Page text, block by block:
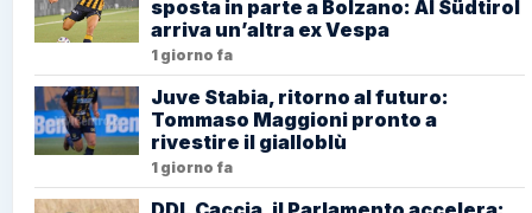
sposta in parte a Bolzano: Al Südtirol
arriva un’altra ex Vespa
1 giorno fa
Juve Stabia, ritorno al futuro:
Tommaso Maggioni pronto a
rivestire il gialloblù
1 giorno fa